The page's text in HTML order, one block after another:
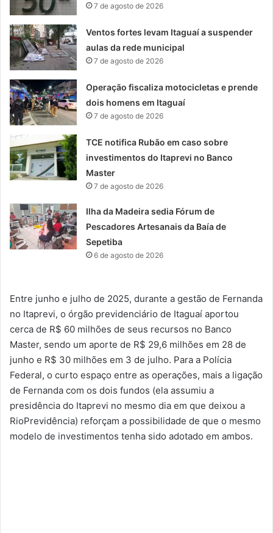
7 de agosto de 2026
Ventos fortes levam Itaguaí a suspender
aulas da rede municipal
7 de agosto de 2026
Operação fiscaliza motocicletas e prende
dois homens em Itaguaí
7 de agosto de 2026
TCE notifica Rubão em caso sobre
investimentos do Itaprevi no Banco
Master
7 de agosto de 2026
Ilha da Madeira sedia Fórum de
Pescadores Artesanais da Baía de
Sepetiba
6 de agosto de 2026
Entre junho e julho de 2025, durante a gestão de Fernanda
no Itaprevi, o órgão previdenciário de Itaguaí aportou
cerca de R$ 60 milhões de seus recursos no Banco
Master, sendo um aporte de R$ 29,6 milhões em 28 de
junho e R$ 30 milhões em 3 de julho. Para a Polícia
Federal, o curto espaço entre as operações, mais a ligação
de Fernanda com os dois fundos (ela assumiu a
presidência do Itaprevi no mesmo dia em que deixou a
RioPrevidência) reforçam a possibilidade de que o mesmo
modelo de investimentos tenha sido adotado em ambos.